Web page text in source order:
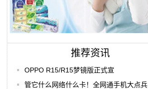
推荐资讯
OPPO R15/R15梦镜版正式宣
管它什么网络什么卡！全网通手机大点兵